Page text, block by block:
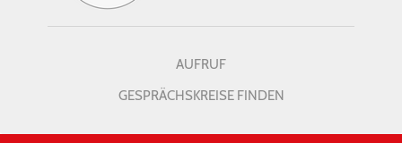
AUFRUF
GESPRÄCHSKREISE FINDEN